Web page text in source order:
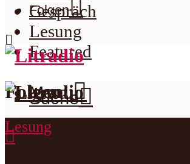
Folgen
Folgen
Gespräch
Lesung
Featured
Menu
Suche
Podcasts
Lesung